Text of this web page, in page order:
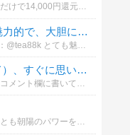
【本日限定】年会費無料で発行するだけで14,000円還元のクレカ案件についてどう思いますか
Gleezy追加：tea88kとても魅力的で、大胆に遊べる子です。
諏訪、と聞いて（または見て）、すぐに思い浮かぶもの・または行きたいと思う場所は？
その他に投票された方はその内容をコメント欄に書いてくださるとうれしいです。。また、その場合、諏訪地方に近接する場所でついでに行きたいと思う場所などでも結構です。。投票よろしくお願いいたします。。
夕陽の海の景色に癒やされる？それとも朝陽のパワーを感じる？